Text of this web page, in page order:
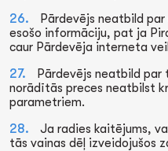
Pārdevējs neatbild
esošo informāciju, pat ja
caur Pārdevēja interneta
Pārdevējs neatbild
norādītās preces neatbilst
parametriem.
Ja radies kaitējums,
tās vainas dēļ izveidojušos